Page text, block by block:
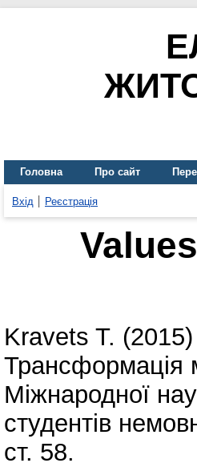
Головна Про сайт
Вхід Реєстрація
Kravets T. (2015)
Трансформація
Міжнародної
студентів
ст. 58.